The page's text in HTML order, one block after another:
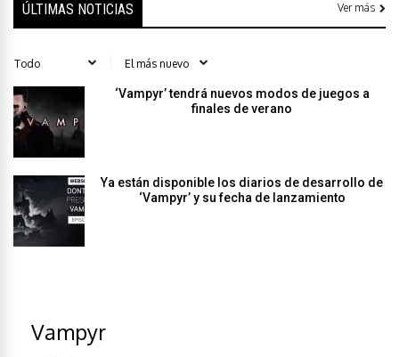
ÚLTIMAS NOTICIAS Ver más
‘Vampyr’ tendrá nuevos modos de juegos a
finales de verano
Ya están disponible los diarios de desarrollo de
‘Vampyr’ y su fecha de lanzamiento
Vampyr